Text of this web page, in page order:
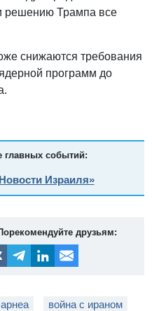
решению Трампа все
снижаются требования
программ до
главных событий:
Израиля»
друзьям:
война с ираном